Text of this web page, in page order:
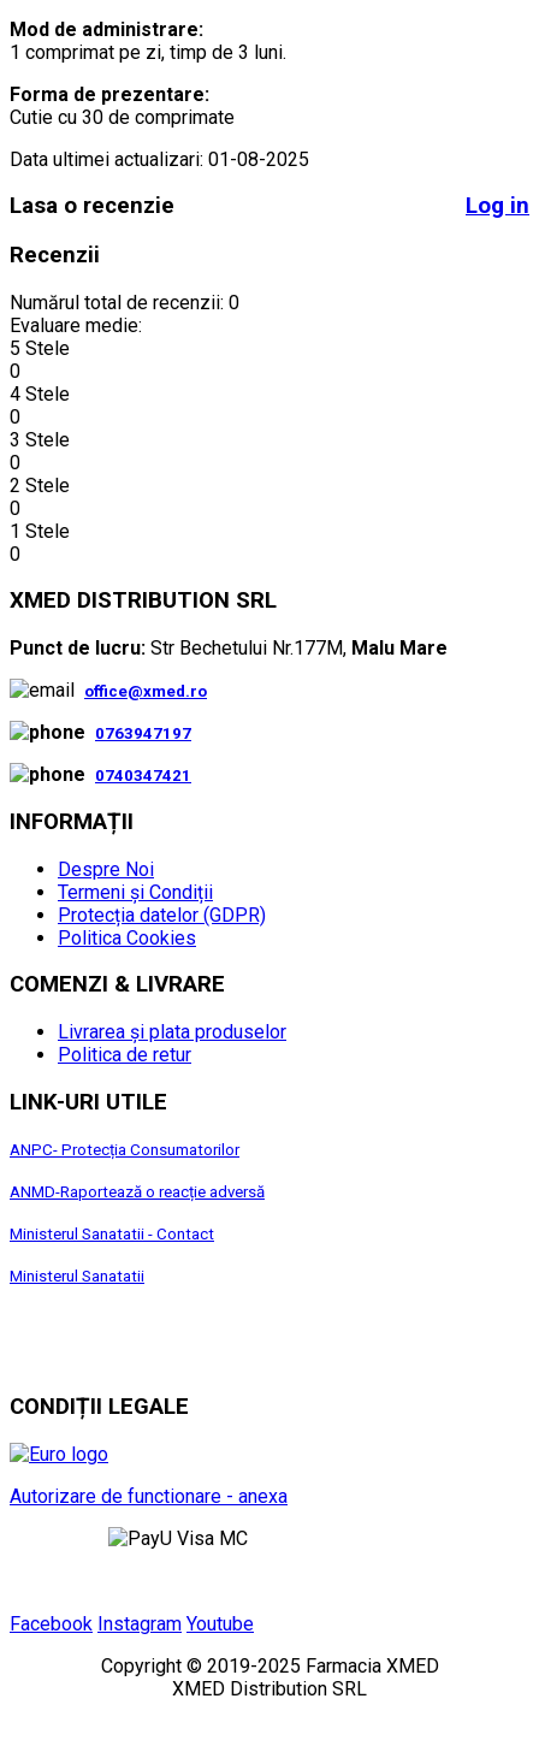
Mod de administrare:
1 comprimat pe zi, timp de 3 luni.
Forma de prezentare:
Cutie cu 30 de comprimate
Data ultimei actualizari: 01-08-2025
Lasa o recenzie
Log in
Recenzii
Numărul total de recenzii: 0
Evaluare medie:
5 Stele
0
4 Stele
0
3 Stele
0
2 Stele
0
1 Stele
0
XMED DISTRIBUTION SRL
Punct de lucru: Str Bechetului Nr.177M, Malu Mare
office@xmed.ro
0763947197
0740347421
INFORMAȚII
Despre Noi
Termeni și Condiții
Protecția datelor (GDPR)
Politica Cookies
COMENZI & LIVRARE
Livrarea și plata produselor
Politica de retur
LINK-URI UTILE
ANPC- Protecția Consumatorilor
ANMD-Raportează o reacție adversă
Ministerul Sanatatii - Contact
Ministerul Sanatatii
CONDIȚII LEGALE
Autorizare de functionare - anexa
Facebook Instagram Youtube
Copyright © 2019-2025 Farmacia XMED
XMED Distribution SRL